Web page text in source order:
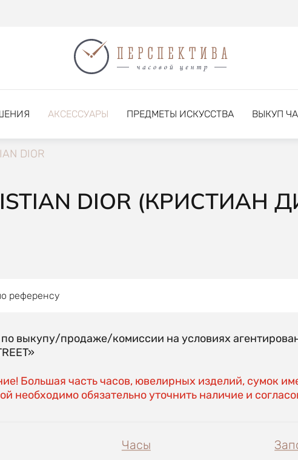
АКСЕССУАРЫ ПРЕДМЕТЫ ИСКУССТВА ВЫКУП
DIOR
DIOR (КРИСТИАН
референсу
выкупу/продаже/комиссии на условиях
Большая часть часов, ювелирных изделий, сумок
необходимо обязательно уточнить наличие и
Часы